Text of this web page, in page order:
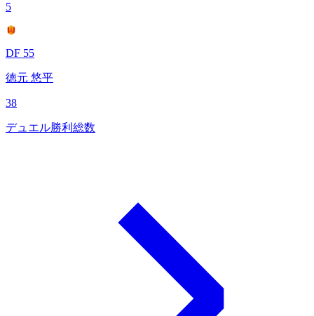
5
DF 55
徳元 悠平
38
デュエル勝利総数